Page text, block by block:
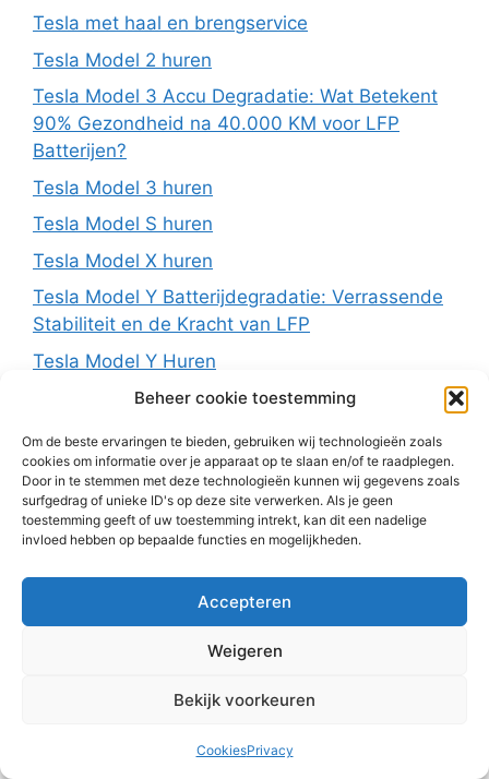
Beheer cookie toestemming
Om de beste ervaringen te bieden, gebruiken wij technologieën zoals
cookies om informatie over je apparaat op te slaan en/of te raadplegen.
Door in te stemmen met deze technologieën kunnen wij gegevens zoals
surfgedrag of unieke ID's op deze site verwerken. Als je geen
toestemming geeft of uw toestemming intrekt, kan dit een nadelige
invloed hebben op bepaalde functies en mogelijkheden.
Accepteren
Weigeren
Bekijk voorkeuren
CookiesPrivacy
Tesla met haal en brengservice
Tesla Model 2 huren
Tesla Model 3 Accu Degradatie: Wat Betekent
90% Gezondheid na 40.000 KM voor LFP
Batterijen?
Tesla Model 3 huren
Tesla Model S huren
Tesla Model X huren
Tesla Model Y Batterijdegradatie: Verrassende
Stabiliteit en de Kracht van LFP
Tesla Model Y Huren
Tesla Model Y Long Wheelbase: Meer Ruimte,
Tesla rijden kan morgen al!
Tesla Roadster Nieuw model Huren
Tesla Roadtrip
Nieuw Tijdperk voor Elektrisch Vrachtvervoer
Tesla's Historische Mijlpaal: 10 Miljoen
Tesla's Nieuwe Patent: Meer Bereik Door